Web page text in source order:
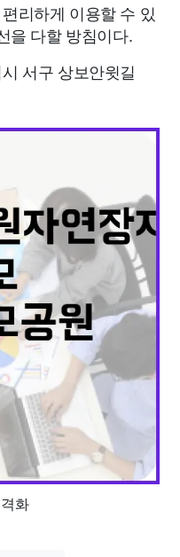
리하게 이용할 수 있
을 다할 방침이다.
서구 상보안윗길
화